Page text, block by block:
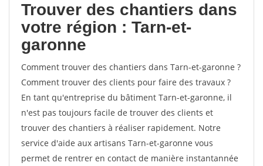
Trouver des chantiers dans
votre région : Tarn-et-
garonne
Comment trouver des chantiers dans Tarn-et-garonne ?
Comment trouver des clients pour faire des travaux ?
En tant qu'entreprise du bâtiment Tarn-et-garonne, il
n'est pas toujours facile de trouver des clients et
trouver des chantiers à réaliser rapidement. Notre
service d'aide aux artisans Tarn-et-garonne vous
permet de rentrer en contact de manière instantannée